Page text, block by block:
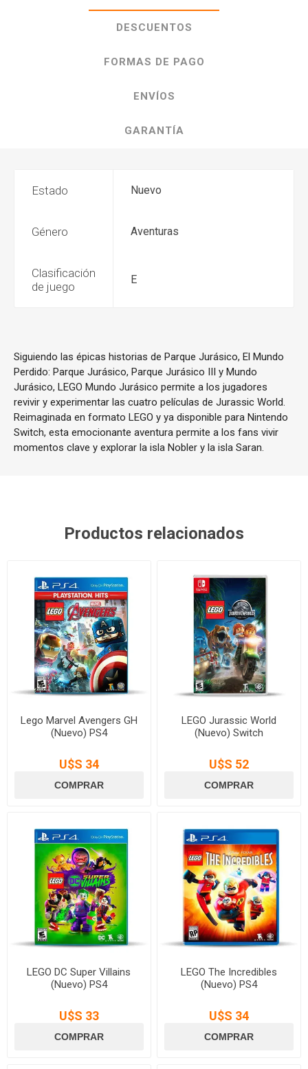
DESCUENTOS
FORMAS DE PAGO
ENVÍOS
GARANTÍA
Estado Nuevo
Género Aventuras
Clasificación
de juego
E
Siguiendo las épicas historias de Parque Jurásico, El Mundo
Perdido: Parque Jurásico, Parque Jurásico III y Mundo
Jurásico, LEGO Mundo Jurásico permite a los jugadores
revivir y experimentar las cuatro películas de Jurassic World.
Reimaginada en formato LEGO y ya disponible para Nintendo
Switch, esta emocionante aventura permite a los fans vivir
momentos clave y explorar la isla Nobler y la isla Saran.
Productos relacionados
Lego Marvel Avengers GH
(Nuevo) PS4
U$S 34
LEGO Jurassic World
(Nuevo) Switch
U$S 52
LEGO DC Super Villains
(Nuevo) PS4
U$S 33
LEGO The Incredibles
(Nuevo) PS4
U$S 34